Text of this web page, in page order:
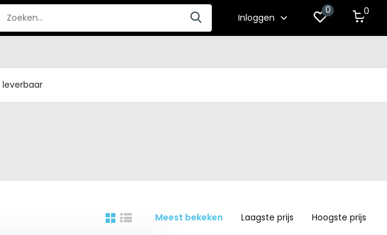
Inloggen
0 0
leverbaar
Meest bekeken Laagste prijs Hoogste prijs